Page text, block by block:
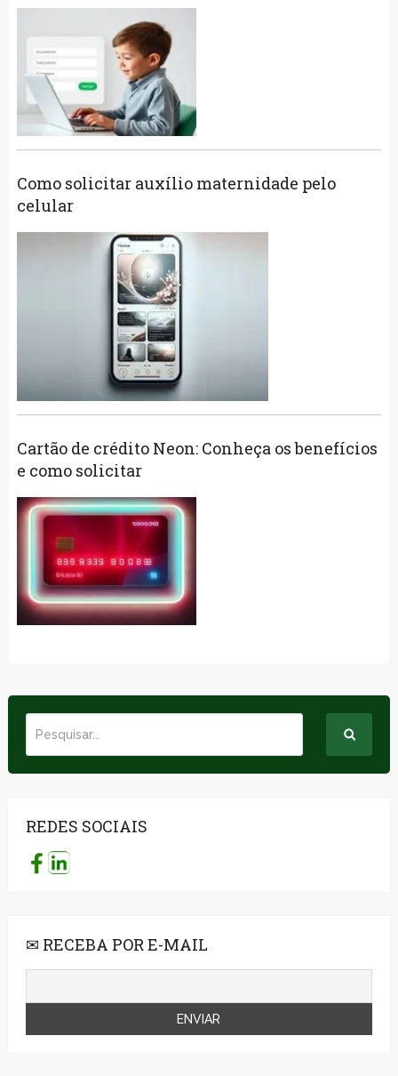
Como solicitar auxílio maternidade pelo
celular
Cartão de crédito Neon: Conheça os benefícios
e como solicitar
REDES SOCIAIS
✉ RECEBA POR E-MAIL